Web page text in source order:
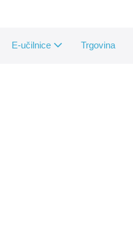
E-učilnice Trgovina